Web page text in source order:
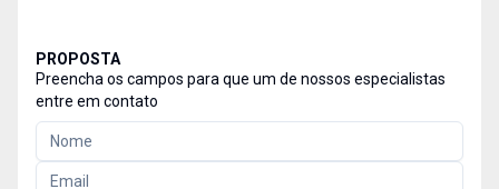
PROPOSTA
Preencha os campos para que um de nossos especialistas
entre em contato